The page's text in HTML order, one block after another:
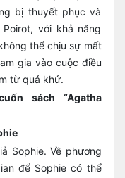
bị thuyết phục và
với khả năng
thể chịu sự mất
gia vào cuộc điều
từ quá khứ.
sách “Agatha
Sophie. Về phương
để Sophie có thể